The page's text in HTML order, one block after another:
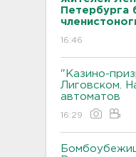
Петербурга
16:46
"Казино-
Лиговском.
автоматов
16:29